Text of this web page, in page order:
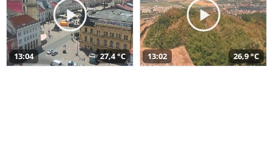
13:04 27,4 °C 13:02 26,9 °C